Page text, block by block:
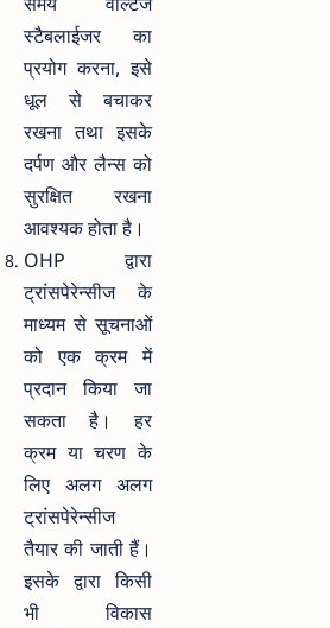
स्टैबलाईजर का
प्रयोग करना, इसे
धूल से बचाकर
रखना तथा इसके
दर्पण और लैन्स को
सुरक्षित रखना
आवश्यक होता है।
OHP द्वारा
ट्रांसपेरेन्सीज के
माध्यम से सूचनाओं
को एक क्रम में
प्रदान किया जा
सकता है। हर
क्रम या चरण के
लिए अलग अलग
ट्रांसपेरेन्सीज
तैयार की जाती हैं।
इसके द्वारा किसी
भी विकास